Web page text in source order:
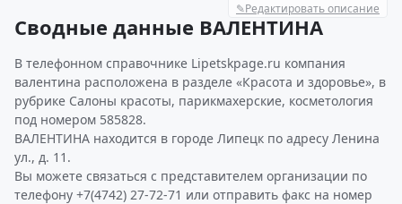
✎Редактировать описание
Сводные данные ВАЛЕНТИНА
В телефонном справочнике Lipetskpage.ru компания
валентина расположена в разделе «Красота и здоровье», в
рубрике Салоны красоты, парикмахерские, косметология
под номером 585828.
ВАЛЕНТИНА находится в городе Липецк по адресу Ленина
ул., д. 11.
Вы можете связаться с представителем организации по
телефону +7(4742) 27-72-71 или отправить факс на номер